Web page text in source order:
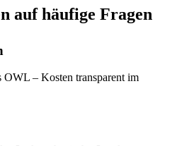
auf häufige Fragen
– Kosten transparent im